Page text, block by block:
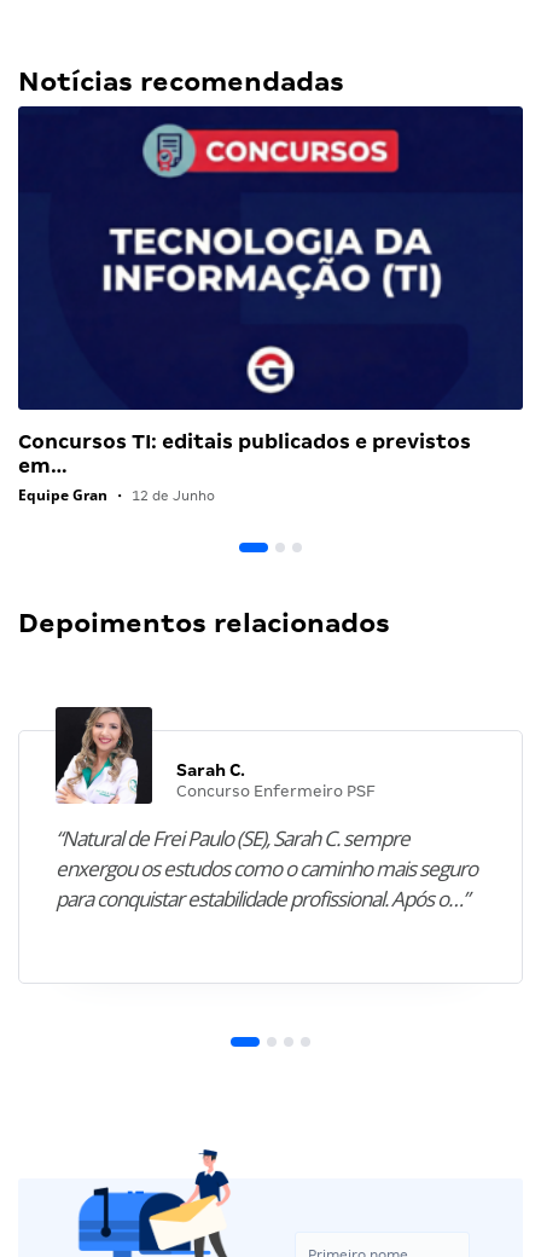
Notícias recomendadas
Concursos TI: editais publicados e previstos
em…
Equipe Gran • 12 de Junho
Depoimentos relacionados
Sarah C.
Concurso Enfermeiro PSF
“Natural de Frei Paulo (SE), Sarah C. sempre
enxergou os estudos como o caminho mais seguro
para conquistar estabilidade profissional. Após o…”